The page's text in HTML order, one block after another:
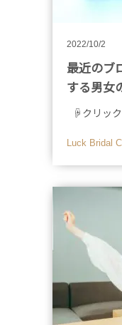
2022/10/2
最近のブ
する男女
☟クリッ
Luck Bridal